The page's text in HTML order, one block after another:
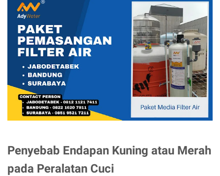
Penyebab Endapan Kuning atau Merah
pada Peralatan Cuci